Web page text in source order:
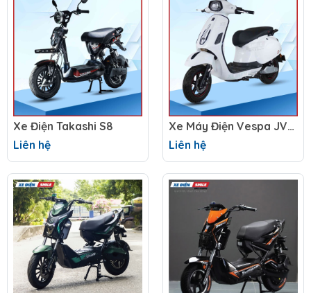
Xe Điện Takashi S8
Liên hệ
Xe Máy Điện Vespa JVC V2 Pro
Liên hệ